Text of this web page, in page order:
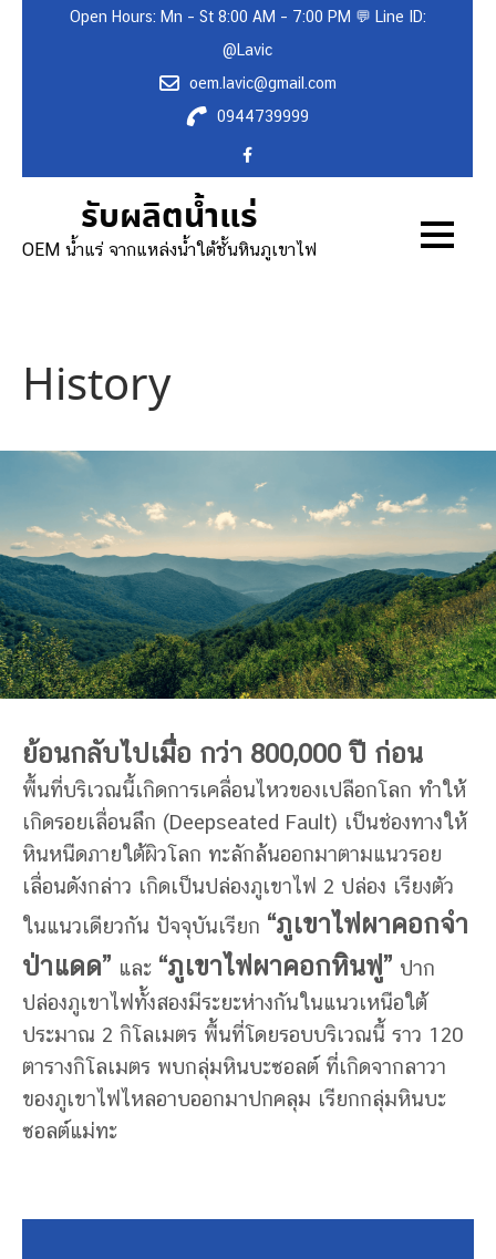
Open Hours: Mn – St 8:00 AM – 7:00 PM 💬 Line ID:
@Lavic
oem.lavic@gmail.com
0944739999
รับผลิตน้ำแร่
OEM น้ำแร่ จากแหล่งน้ำใต้ชั้นหินภูเขาไฟ
History
ย้อนกลับไปเมื่อ กว่า 800,000 ปี ก่อน
พื้นที่บริเวณนี้เกิดการเคลื่อนไหวของเปลือกโลก ทำให้
เกิดรอยเลื่อนลึก (Deepseated Fault) เป็นช่องทางให้
หินหนืดภายใต้ผิวโลก ทะลักล้นออกมาตามแนวรอย
เลื่อนดังกล่าว เกิดเป็นปล่องภูเขาไฟ 2 ปล่อง เรียงตัว
ในแนวเดียวกัน ปัจจุบันเรียก “ภูเขาไฟผาคอกจำ
ป่าแดด” และ “ภูเขาไฟผาคอกหินฟู” ปาก
ปล่องภูเขาไฟทั้งสองมีระยะห่างกันในแนวเหนือใต้
ประมาณ 2 กิโลเมตร พื้นที่โดยรอบบริเวณนี้ ราว 120
ตารางกิโลเมตร พบกลุ่มหินบะซอลต์ ที่เกิดจากลาวา
ของภูเขาไฟไหลอาบออกมาปกคลุม เรียกกลุ่มหินบะ
ซอลต์แม่ทะ